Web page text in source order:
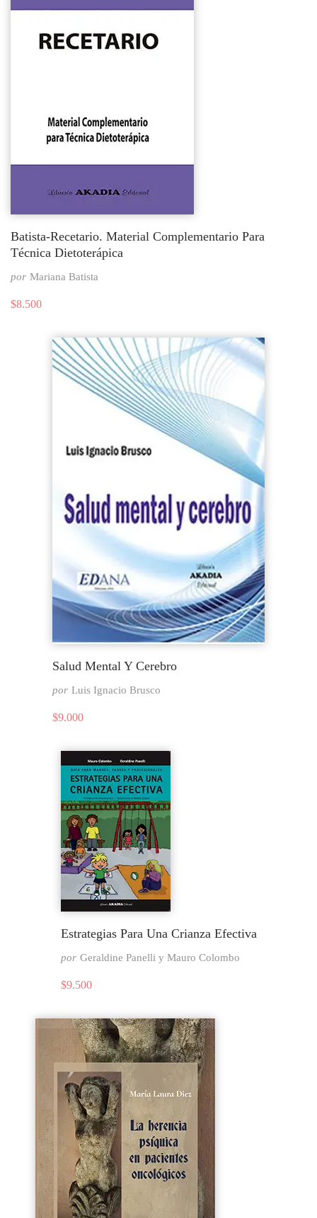
Batista-Recetario. Material Complementario Para
Técnica Dietoterápica
por Mariana Batista
$8.500
Salud Mental Y Cerebro
por Luis Ignacio Brusco
$9.000
Estrategias Para Una Crianza Efectiva
por Geraldine Panelli y Mauro Colombo
$9.500